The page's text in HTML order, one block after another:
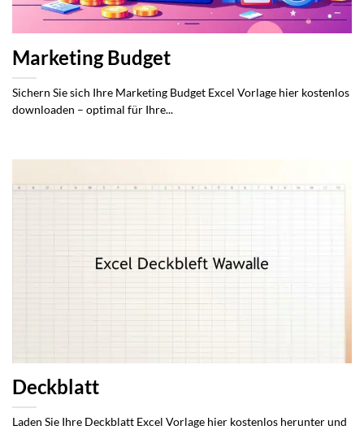
Marketing Budget
Sichern Sie sich Ihre Marketing Budget Excel Vorlage hier kostenlos
downloaden – optimal für Ihre...
Deckblatt
Laden Sie Ihre Deckblatt Excel Vorlage hier kostenlos herunter und